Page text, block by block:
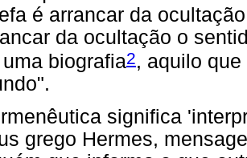
é arrancar da
da ocultação o
biografia2, aquilo
significa
grego Hermes,